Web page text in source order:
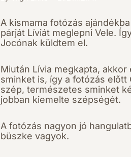
A kismama fotózás
párját Líviát meglepni Vele.
Jocónak küldtem el.
Miután Lívia megkapta,
sminket is, így a fotózás
szép, természetes sminket
jobban kiemelte szépségét.
A fotózás nagyon jó
büszke vagyok.